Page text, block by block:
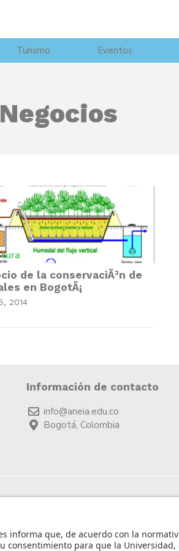
Turismo Eventos
Negocios
de la conservaciÃ³n de
en BogotÃ¡
2014
Información de contacto
info@aneia.edu.co
Bogotá, Colombia